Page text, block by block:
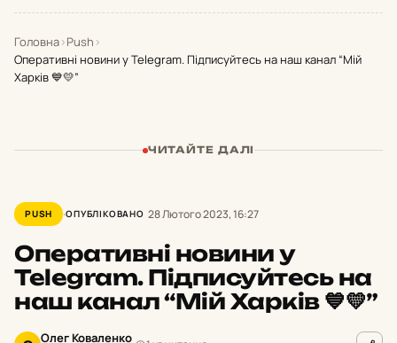
Головна›Push ›
Оперативні новини у Telegram. Підписуйтесь на наш канал “Мій
Харків 💙💛”
ЧИТАЙТЕ ДАЛІ
PUSH ОПУБЛІКОВАНО 28 Лютого 2023, 16:27
Оперативні новини у
Telegram. Підписуйтесь на
наш канал “Мій Харків 💙💛”
Олег Коваленко